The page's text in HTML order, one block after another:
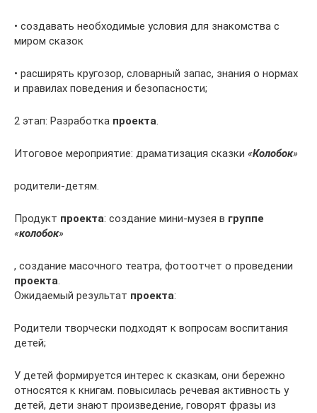
• создавать необходимые условия для знакомства с
миром сказок
• расширять кругозор, словарный запас, знания о нормах
и правилах поведения и безопасности;
2 этап: Разработка проекта.
Итоговое мероприятие: драматизация сказки «Колобок»
родители-детям.
Продукт проекта: создание мини-музея в группе
«колобок»
, создание масочного театра, фотоотчет о проведении
проекта.
Ожидаемый результат проекта:
Родители творчески подходят к вопросам воспитания
детей;
У детей формируется интерес к сказкам, они бережно
относятся к книгам. повысилась речевая активность у
детей, дети знают произведение, говорят фразы из